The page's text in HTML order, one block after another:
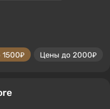
Цены до 2000₽